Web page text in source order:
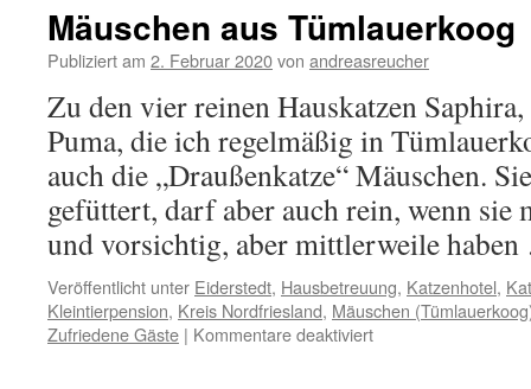
Mäuschen aus Tümlauerkoog
Publiziert am 2. Februar 2020von andreasreucher
Zu den vier reinen Hauskatzen
Puma, die ich regelmäßig in
auch die „Draußenkatze“ Mäuschen.
gefüttert, darf aber auch rein, wenn sie
und vorsichtig, aber mittlerweile
Veröffentlicht unter Eiderstedt, Hausbetreuung, Katzenhotel,
Kleintierpension, Kreis Nordfriesland, Mäuschen
Zufriedene Gäste | Kommentare deaktiviertfür